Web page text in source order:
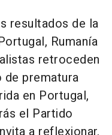
resultados de la
Rumanía
retroceden
prematura
en Portugal,
el Partido